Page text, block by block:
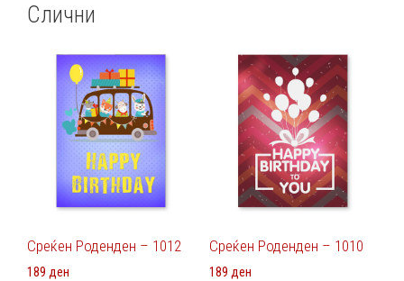
Слични
Среќен Роденден – 1012
189 ден
Среќен Роденден – 1010
189 ден